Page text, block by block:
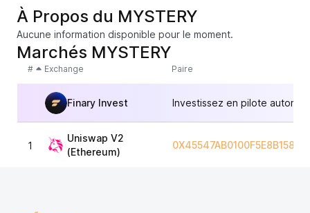
À Propos du MYSTERY
Aucune information disponible pour le moment.
Marchés MYSTERY
# Exchange Paire
Finary Invest Investissez en pilote
1
Uniswap V2
(Ethereum)